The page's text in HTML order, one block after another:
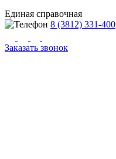
Единая справочная
8 (3812) 331-400
Заказать звонок